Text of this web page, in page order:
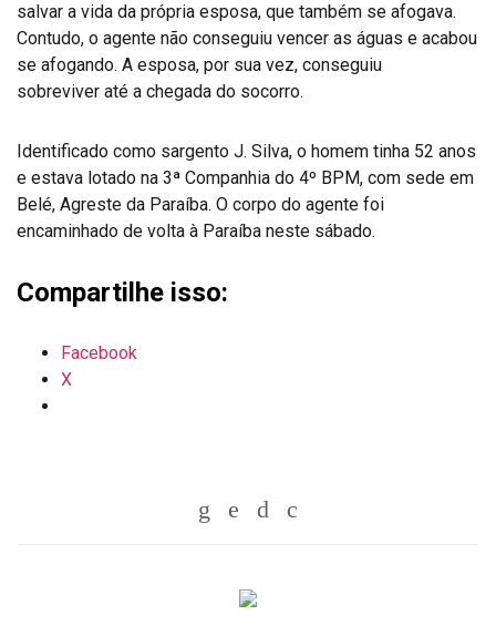
salvar a vida da própria esposa, que também se afogava.
Contudo, o agente não conseguiu vencer as águas e acabou
se afogando. A esposa, por sua vez, conseguiu
sobreviver até a chegada do socorro.
Identificado como sargento J. Silva, o homem tinha 52 anos
e estava lotado na 3ª Companhia do 4º BPM, com sede em
Belé, Agreste da Paraíba. O corpo do agente foi
encaminhado de volta à Paraíba neste sábado.
Compartilhe isso:
Facebook
X
Whatsapp
TwitterFacebook